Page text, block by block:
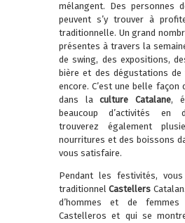
mélangent. Des personnes
peuvent s’y trouver à
traditionnelle. Un grand
présentes à travers la
de swing, des expositions,
bière et des dégustations
encore. C’est une belle façon
dans laculture Catalane,
beaucoup d’activités en
trouverez également
nourritures et des boissons
vous satisfaire.
Pendant les festivités,
traditionnelCastellers
d’hommes et de
Castelleros et qui se